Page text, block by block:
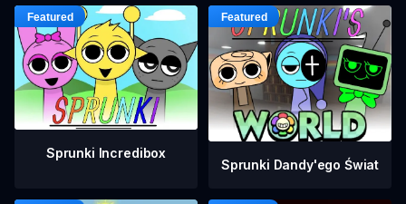
Sprunki Incredibox
Sprunki Dandy'ego Świat